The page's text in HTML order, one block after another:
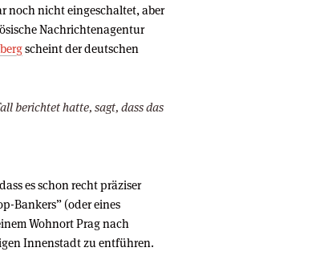
noch nicht eingeschaltet, aber
Nachrichtenagentur
scheint der deutschen
berichtet hatte, sagt, dass das
es schon recht präziser
Bankers” (oder eines
Wohnort Prag nach
Innenstadt zu entführen.